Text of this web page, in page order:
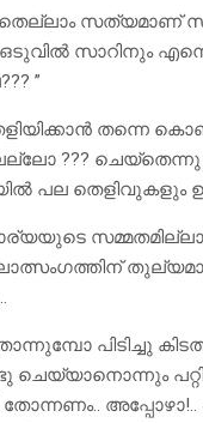
സത്യമാണ്
ഒടുവിൽ സാറിനും
”
തന്നെ
??? ചെയ്തെന്നു
പല തെളിവുകളും
പിടിച്ചു
ചെയ്യാനൊന്നും
തോന്നണം..